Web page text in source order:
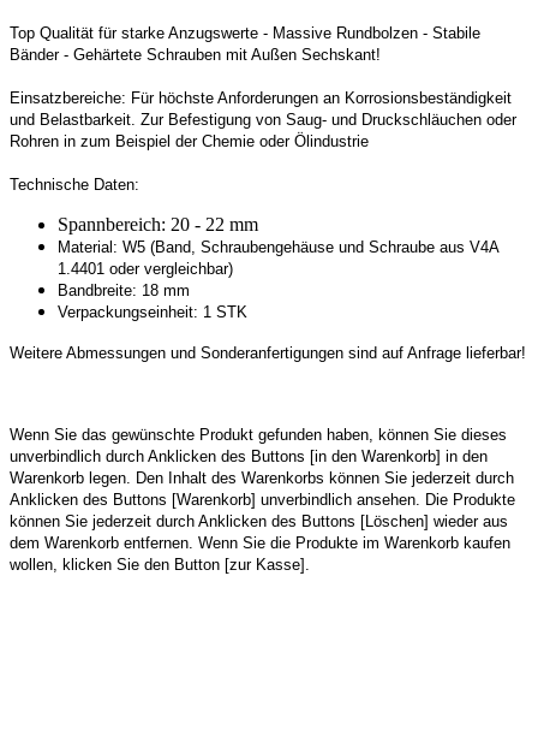
Top Qualität für starke Anzugswerte - Massive Rundbolzen - Stabile
Bänder - Gehärtete Schrauben mit Außen Sechskant!
Einsatzbereiche: Für höchste Anforderungen an Korrosionsbeständigkeit
und Belastbarkeit. Zur Befestigung von Saug- und Druckschläuchen oder
Rohren in zum Beispiel der Chemie oder Ölindustrie
Technische Daten:
Spannbereich: 20 - 22 mm
Material: W5 (Band, Schraubengehäuse und Schraube aus V4A
1.4401 oder vergleichbar)
Bandbreite: 18 mm
Verpackungseinheit: 1 STK
Weitere Abmessungen und Sonderanfertigungen sind auf Anfrage lieferbar!
Wenn Sie das gewünschte Produkt gefunden haben, können Sie dieses
unverbindlich durch Anklicken des Buttons [in den Warenkorb] in den
Warenkorb legen. Den Inhalt des Warenkorbs können Sie jederzeit durch
Anklicken des Buttons [Warenkorb] unverbindlich ansehen. Die Produkte
können Sie jederzeit durch Anklicken des Buttons [Löschen] wieder aus
dem Warenkorb entfernen. Wenn Sie die Produkte im Warenkorb kaufen
wollen, klicken Sie den Button [zur Kasse].